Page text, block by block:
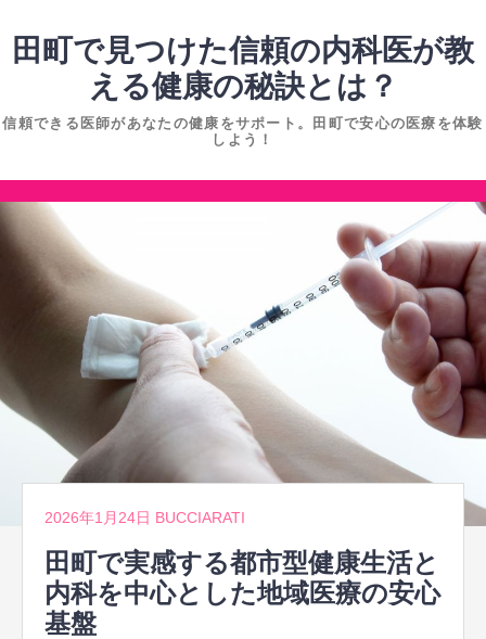
ツ
キ
ッ
田町で見つけた信頼の内科医が教
える健康の秘訣とは？
信頼できる医師があなたの健康をサポート。田町で安心の医療を体験
しよう！
コ
ン
ス
キ
2026年1月24日 BUCCIARATI
田町で実感する都市型健康生活と
内科を中心とした地域医療の安心
基盤